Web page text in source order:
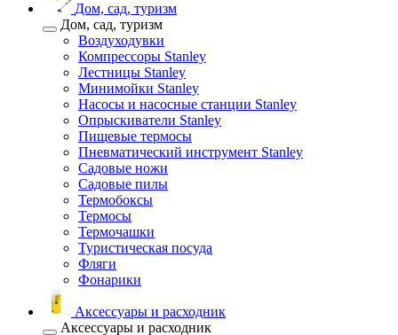
Дом, сад, туризм
Дом, сад, туризм
Воздуходувки
Компрессоры Stanley
Лестницы Stanley
Минимойки Stanley
Насосы и насосные станции Stanley
Опрыскиватели Stanley
Пищевые термосы
Пневматический инструмент Stanley
Садовые ножи
Садовые пилы
Термобоксы
Термосы
Термочашки
Туристическая посуда
Фляги
Фонарики
Аксессуары и расходник
Аксессуары и расходник